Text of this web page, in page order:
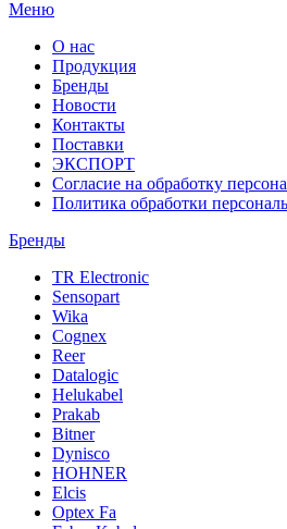
Меню
О нас
Продукция
Бренды
Новости
Контакты
Поставки
ЭКСПОРТ
Согласие на обработку
Политика обработки
Бренды
TR Electronic
Sensopart
Wika
Cognex
Reer
Datalogic
Helukabel
Prakab
Bitner
Dynisco
HOHNER
Elcis
Optex Fa